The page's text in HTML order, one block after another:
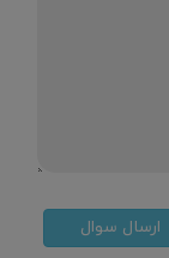
ارسال سوال